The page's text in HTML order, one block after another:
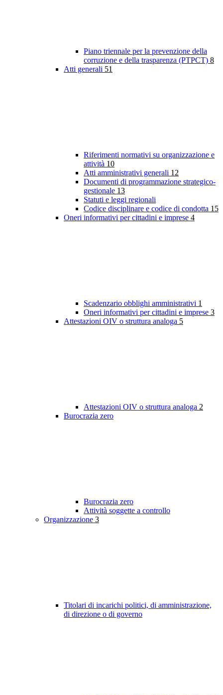
Piano triennale per la prevenzione della
corruzione e della trasparenza (PTPCT) 8
Atti generali 51
Riferimenti normativi su organizzazione e
attività 10
Atti amministrativi generali 12
Documenti di programmazione strategico-
gestionale 13
Statuti e leggi regionali
Codice disciplinare e codice di condotta 15
Oneri informativi per cittadini e imprese 4
Scadenzario obblighi amministrativi 1
Oneri informativi per cittadini e imprese 3
Attestazioni OIV o struttura analoga 5
Attestazioni OIV o struttura analoga 2
Burocrazia zero
Burocrazia zero
Attività soggette a controllo
Organizzazione 3
Titolari di incarichi politici, di amministrazione,
di direzione o di governo